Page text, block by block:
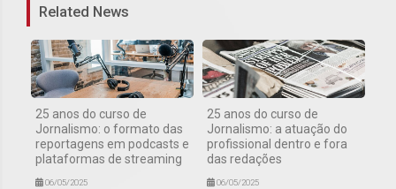
Related News
25 anos do curso de
Jornalismo: o formato das
reportagens em podcasts e
plataformas de streaming
06/05/2025
25 anos do curso de
Jornalismo: a atuação do
profissional dentro e fora
das redações
06/05/2025